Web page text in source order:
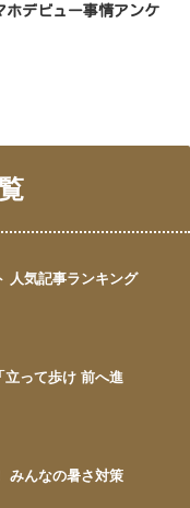
デビュー事情アンケ
人気記事ランキング
立って歩け 前へ進
みんなの暑さ対策